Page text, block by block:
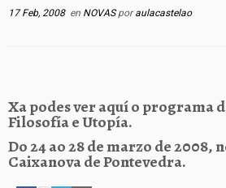
17 Feb, 2008en NOVASporaulacastelao
Xa podes ver aquí o programa
Filosofía e Utopía.
Do 24 ao 28 de marzo de 2008,
Caixanova de Pontevedra.